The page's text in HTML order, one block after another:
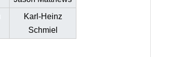
Karl-Heinz
Schmiel